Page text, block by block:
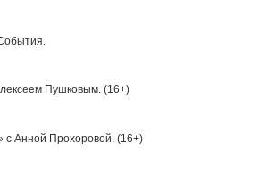
Пушковым. (16+)
с Анной Прохоровой. (16+)